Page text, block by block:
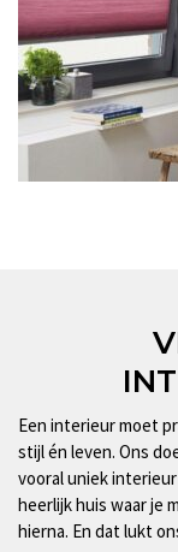
Een interieur moet
stijl én leven. Ons
vooral uniek
heerlijk huis waar je
hierna. En dat lukt